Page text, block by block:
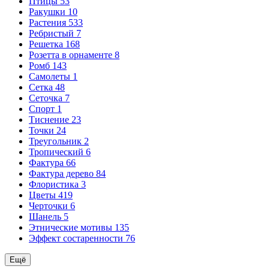
Ракушки 10
Растения 533
Ребристый 7
Решетка 168
Розетта в орнаменте 8
Ромб 143
Самолеты 1
Сетка 48
Сеточка 7
Спорт 1
Тиснение 23
Точки 24
Треугольник 2
Тропический 6
Фактура 66
Фактура дерево 84
Флористика 3
Цветы 419
Черточки 6
Шанель 5
Этнические мотивы 135
Эффект состаренности 76
Ещё